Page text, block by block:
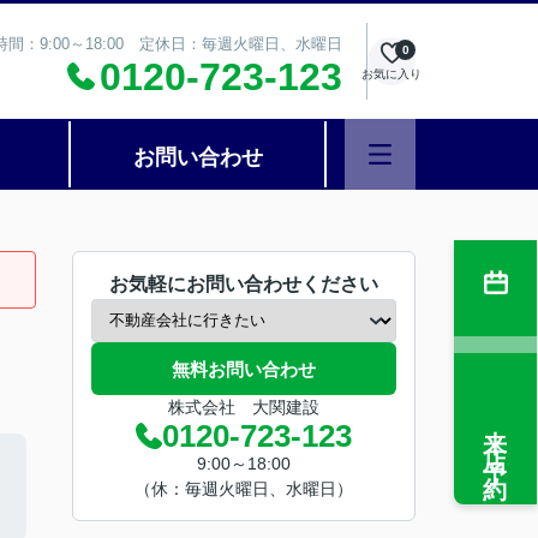
間：9:00～18:00 定休日：毎週火曜日、水曜日
0120-723-123 お気に入り
0
お問い合わせ
お気軽にお問い合わせください
無料お問い合わせ
株式会社 大関建設
0120-723-123
9:00～18:00
（休：毎週火曜日、水曜日）
来店予約